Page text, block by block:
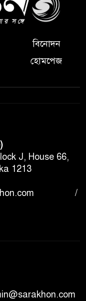
বিনোদন
হোমপেজ
J, House 66,
1213
/